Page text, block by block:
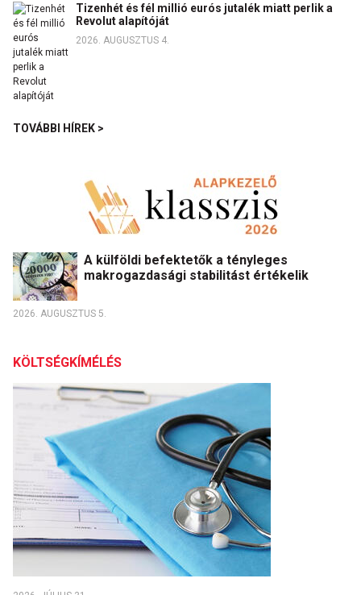
Tizenhét és fél millió eurós jutalék miatt perlik a
Revolut alapítóját
2026. AUGUSZTUS 4.
TOVÁBBI HÍREK >
A külföldi befektetők a tényleges
makrogazdasági stabilitást értékelik
2026. AUGUSZTUS 5.
KÖLTSÉGKÍMÉLÉS